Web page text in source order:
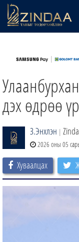
ТВ8
ӨГЛӨӨНИЙ СОНИН
АУДИО ЗОХИОЛ
ЗИНДАА СЭТГҮҮЛ
дэх өдрөө
З.Энхлэн |
2026 оны 05
Хуваалцах